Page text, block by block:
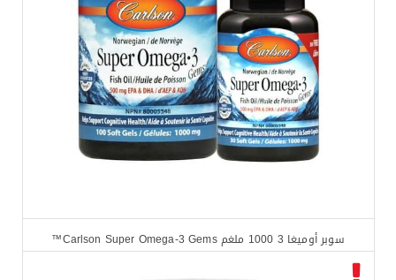
سوبر أوميغا 3 1000 ملغم Carlson Super Omega-3 Gems™